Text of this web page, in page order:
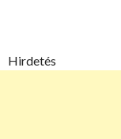
Hirdetés